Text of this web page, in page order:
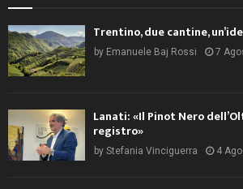
Trentino, due cantine,
by Emanuele Baj Rossi 7
Lanati: «Il Pinot Nero
registro»
by Stefania Vinciguerra 4